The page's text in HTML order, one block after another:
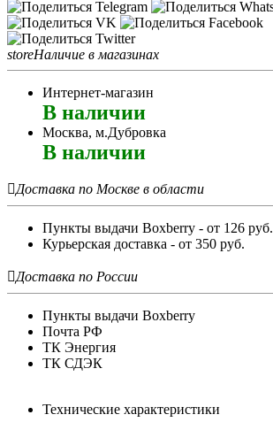
storeНаличие в магазинах
Интернет-магазин
В наличии
Москва, м.Дубровка
В наличии
Доставка по Москве в области
Пункты выдачи Boxberry - от 126 руб.
Курьерская доставка - от 350 руб.
Доставка по России
Пункты выдачи Boxberry
Почта РФ
ТК Энергия
ТК СДЭК
Технические характеристики